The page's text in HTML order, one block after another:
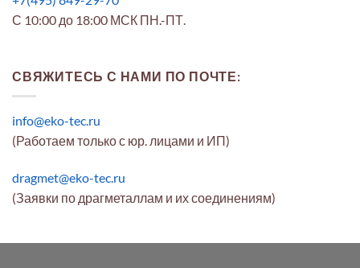
С 10:00 до 18:00 МСК ПН.-ПТ.
СВЯЖИТЕСЬ С НАМИ ПО ПОЧТЕ:
info@eko-tec.ru
(Работаем только с юр. лицами и ИП)
dragmet@eko-tec.ru
(Заявки по драгметаллам и их соединениям)